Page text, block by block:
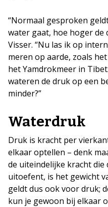
“Normaal gesproken
water gaat, hoe hoger de
Visser. “Nu las ik op
meren op aarde, zoals
het Yamdrokmeer in
wateren de druk op een
minder?”
Waterdruk
Druk is kracht per
elkaar optellen – denk
de uiteindelijke kracht die
uitoefent, is het gewicht
geldt dus ook voor druk;
kun je gewoon bij elkaar